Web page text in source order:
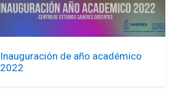
Inauguración de año académico
2022